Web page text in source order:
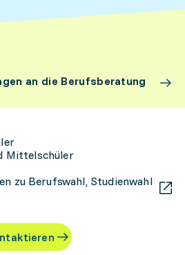
an die Berufsberatung
Mittelschüler
zu Berufswahl, Studienwahl